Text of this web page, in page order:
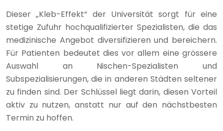
Dieser „Kleb-Effekt“ der Universität sorgt für eine
stetige Zufuhr hochqualifizierter Spezialisten, die das
medizinische Angebot diversifizieren und bereichern.
Für Patienten bedeutet dies vor allem eine grössere
Auswahl an Nischen-Spezialisten und
Subspezialisierungen, die in anderen Städten seltener
zu finden sind. Der Schlüssel liegt darin, diesen Vorteil
aktiv zu nutzen, anstatt nur auf den nächstbesten
Termin zu hoffen.